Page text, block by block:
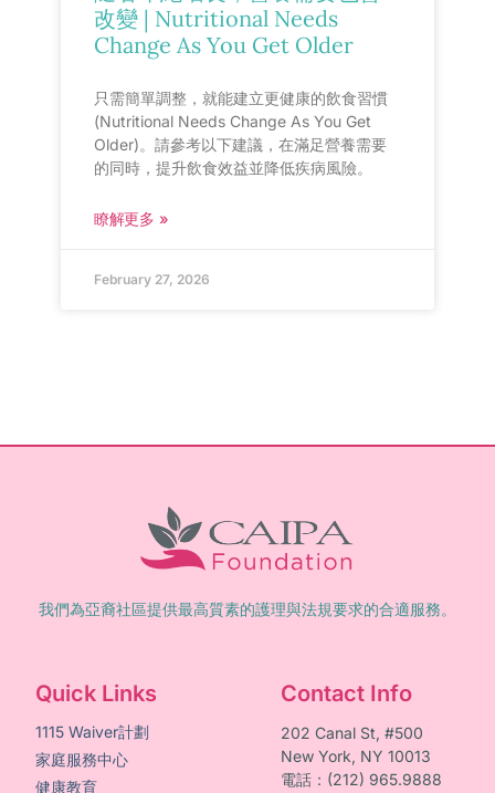
改變 | Nutritional Needs
Change As You Get Older
只需簡單調整，就能建立更健康的飲食習慣
(Nutritional Needs Change As You Get
Older)。請參考以下建議，在滿足營養需要
的同時，提升飲食效益並降低疾病風險。
瞭解更多 »
February 27, 2026
我們為亞裔社區提供最高質素的護理與法規要求的合適服務。
Quick Links
1115 Waiver計劃
家庭服務中心
健康教育
Contact Info
202 Canal St, #500
New York, NY 10013
電話：(212) 965.9888